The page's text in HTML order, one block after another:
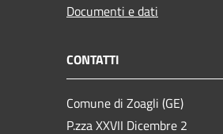
Documenti e dati
CONTATTI
Comune di Zoagli (GE)
P.zza XXVII Dicembre 2